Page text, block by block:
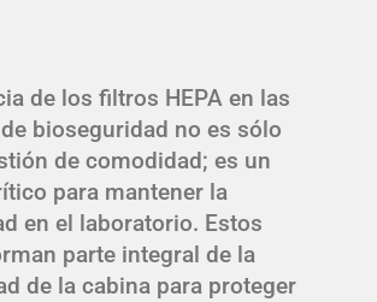
de los filtros HEPA en las
bioseguridad no es sólo
de comodidad; es un
para mantener la
en el laboratorio. Estos
parte integral de la
de la cabina para proteger